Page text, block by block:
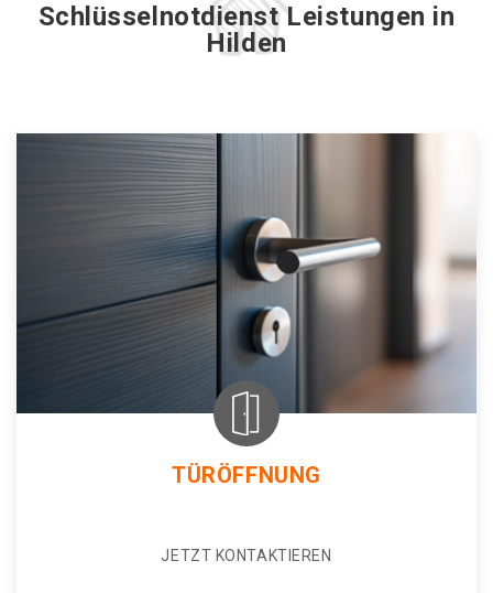
Schlüsselnotdienst Leistungen in
Hilden
TÜRÖFFNUNG
JETZT KONTAKTIEREN